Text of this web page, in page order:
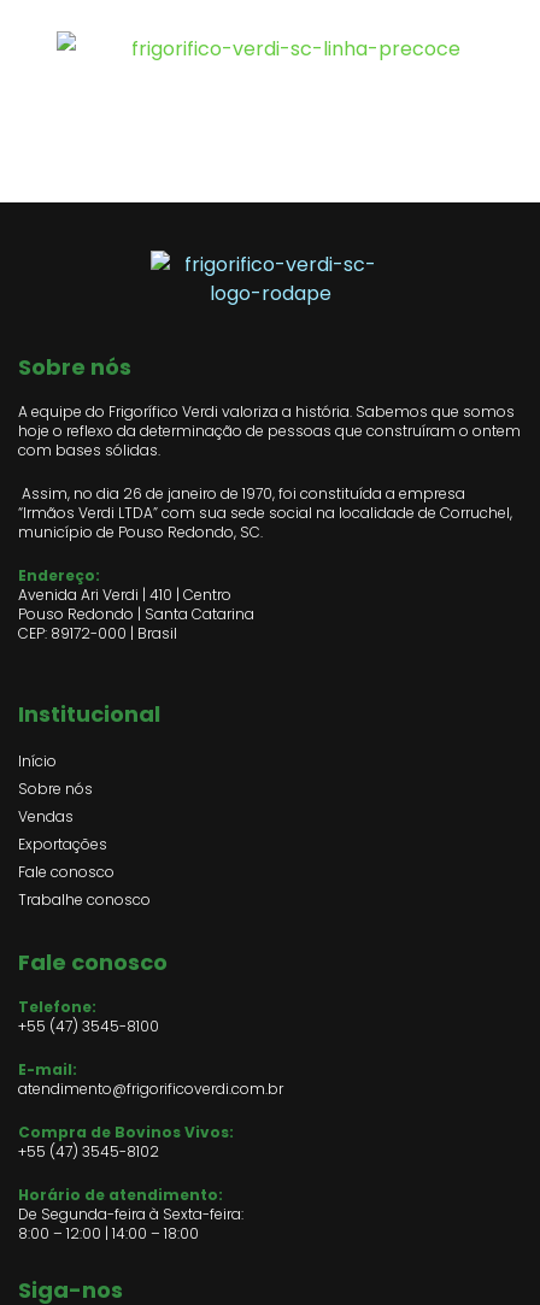
Sobre nós
A equipe do Frigorífico Verdi valoriza a história. Sabemos que somos
hoje o reflexo da determinação de pessoas que construíram o ontem
com bases sólidas.
Assim, no dia 26 de janeiro de 1970, foi constituída a empresa
“Irmãos Verdi LTDA” com sua sede social na localidade de Corruchel,
município de Pouso Redondo, SC.
Endereço:
Avenida Ari Verdi | 410 | Centro
Pouso Redondo | Santa Catarina
CEP: 89172-000 | Brasil
Institucional
Início
Sobre nós
Vendas
Exportações
Fale conosco
Trabalhe conosco
Fale conosco
Telefone:
+55 (47) 3545-8100
E-mail:
atendimento@frigorificoverdi.com.br
Compra de Bovinos Vivos:
+55 (47) 3545-8102
Horário de atendimento:
De Segunda-feira à Sexta-feira:
8:00 – 12:00 | 14:00 – 18:00
Siga-nos